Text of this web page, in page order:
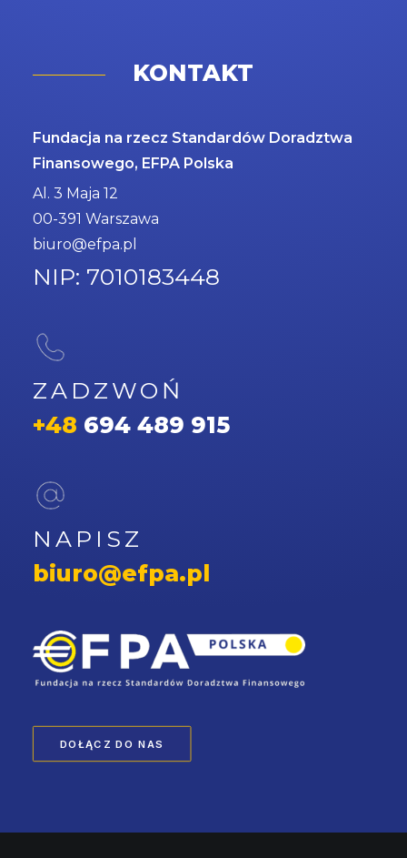
DOŁĄCZ DO NAS
KONTAKT
Fundacja na rzecz Standardów Doradztwa
Finansowego, EFPA Polska
Al. 3 Maja 12
00-391 Warszawa
biuro@efpa.pl
NIP: 7010183448
ZADZWOŃ
+48 694 489 915
NAPISZ
biuro@efpa.pl